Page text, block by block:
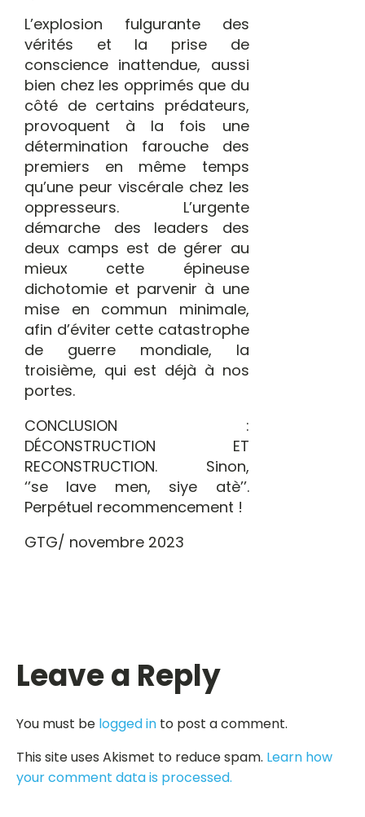
L’explosion fulgurante des
vérités et la prise de
conscience inattendue, aussi
bien chez les opprimés que du
côté de certains prédateurs,
provoquent à la fois une
détermination farouche des
premiers en même temps
qu’une peur viscérale chez les
oppresseurs. L’urgente
démarche des leaders des
deux camps est de gérer au
mieux cette épineuse
dichotomie et parvenir à une
mise en commun minimale,
afin d’éviter cette catastrophe
de guerre mondiale, la
troisième, qui est déjà à nos
portes.
CONCLUSION :
DÉCONSTRUCTION ET
RECONSTRUCTION. Sinon,
‘’se lave men, siye atè’’.
Perpétuel recommencement !
GTG/ novembre 2023
Leave a Reply
You must be logged in to post a comment.
This site uses Akismet to reduce spam. Learn how
your comment data is processed.